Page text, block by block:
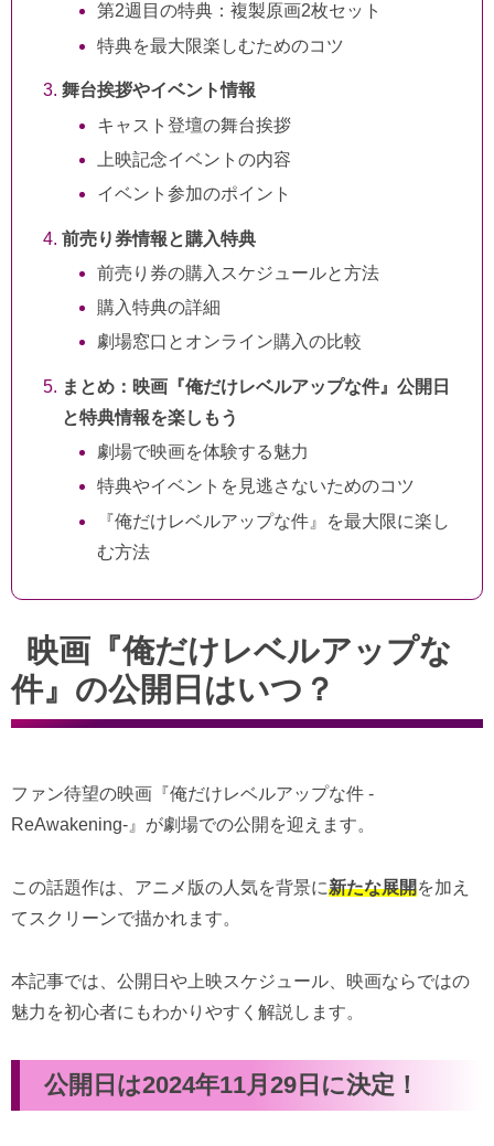
第2週目の特典：複製原画2枚セット
特典を最大限楽しむためのコツ
舞台挨拶やイベント情報
キャスト登壇の舞台挨拶
上映記念イベントの内容
イベント参加のポイント
前売り券情報と購入特典
前売り券の購入スケジュールと方法
購入特典の詳細
劇場窓口とオンライン購入の比較
まとめ：映画『俺だけレベルアップな件』公開日
と特典情報を楽しもう
劇場で映画を体験する魅力
特典やイベントを見逃さないためのコツ
『俺だけレベルアップな件』を最大限に楽し
む方法
映画『俺だけレベルアップな
件』の公開日はいつ？
ファン待望の映画『俺だけレベルアップな件 -
ReAwakening-』が劇場での公開を迎えます。
この話題作は、アニメ版の人気を背景に新たな展開を加え
てスクリーンで描かれます。
本記事では、公開日や上映スケジュール、映画ならではの
魅力を初心者にもわかりやすく解説します。
公開日は2024年11月29日に決定！